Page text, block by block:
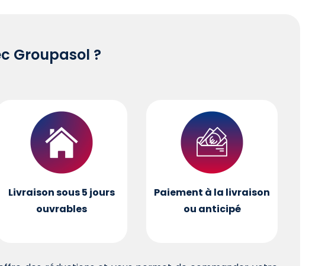
Groupasol ?
Livraison sous 5 jours
ouvrables
Paiement à la livraison
ou anticipé